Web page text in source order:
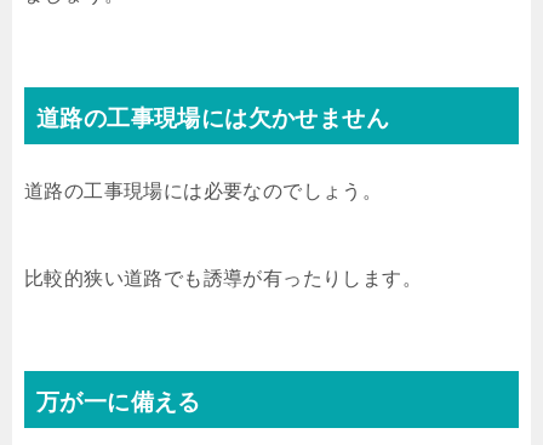
道路の工事現場には欠かせません
道路の工事現場には必要なのでしょう。
比較的狭い道路でも誘導が有ったりします。
万が一に備える